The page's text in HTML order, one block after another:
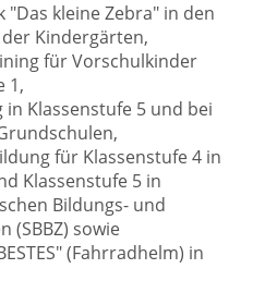
"Das kleine Zebra" in den
Kindergärten,
für Vorschulkinder
1,
Klassenstufe 5 und bei
für Klassenstufe 4 in
Klassenstufe 5 in
Bildungs- und
(SBBZ) sowie
(Fahrradhelm) in